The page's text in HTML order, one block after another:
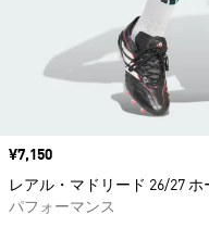
価格
¥7,150
レアル・マドリード 26/27 ホ
パフォーマンス